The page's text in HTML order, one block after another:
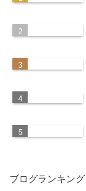
ブログランキング